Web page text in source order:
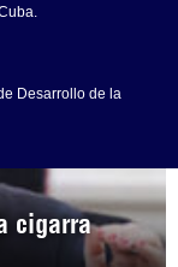
cigarra
Desarrollo de la